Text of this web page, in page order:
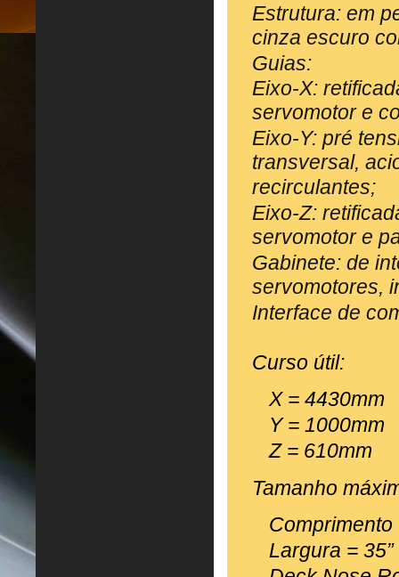
Estrutura: em
cinza escuro
Guias:
Eixo-X:
servomotor e
Eixo-Y: pré
transversal,
recirculantes;
Eixo-Z:
servomotor e
Gabinete: de
servomotores,
Interface de
Curso útil:
X = 4430mm
Y = 1000mm
Z = 610mm
Tamanho
Comprimento
Largura =